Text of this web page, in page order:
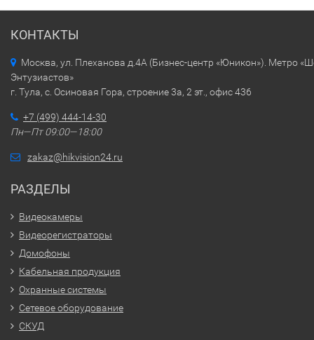
КОНТАКТЫ
Москва, ул. Плеханова д.4А (Бизнес-центр «Юникон»). Метро
Энтузиастов»
г. Тула, с. Осиновая Гора, строение 3а, 2 эт., офис 436
+7 (499) 444-14-30
Пн—Пт 09:00—18:00
zakaz@hikvision24.ru
РАЗДЕЛЫ
Видеокамеры
Видеорегистраторы
Домофоны
Кабельная продукция
Охранные системы
Сетевое оборудование
СКУД